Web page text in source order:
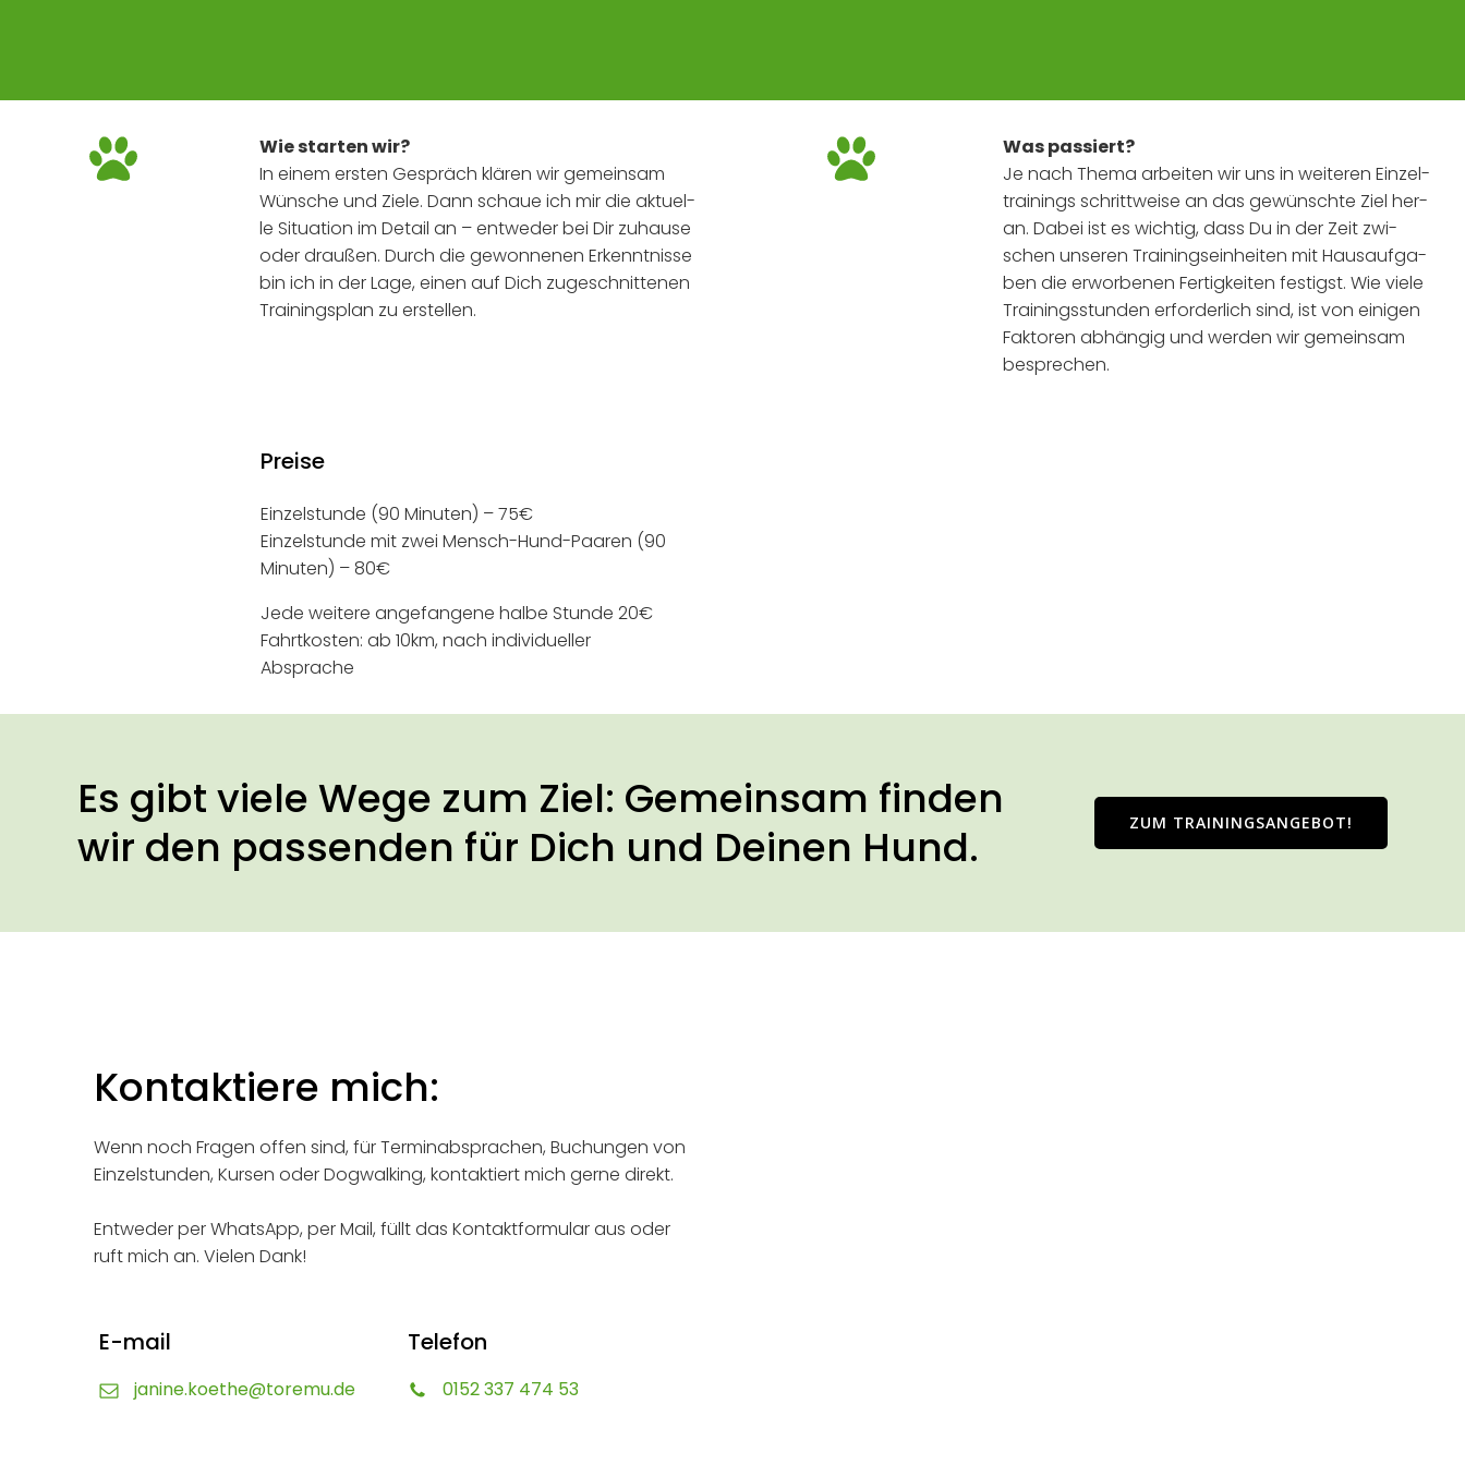
Wie star­ten wir?
In einem ers­ten Gespräch klä­ren wir gemein­sam
Wün­sche und Zie­le. Dann schaue ich mir die aktu­el­
le Situa­ti­on im Detail an – ent­we­der bei Dir zuhau­se
oder drau­ßen. Durch die gewon­ne­nen Erkennt­nis­se
bin ich in der Lage, einen auf Dich zuge­schnit­te­nen
Trai­nings­plan zu erstellen.
Was pas­siert?
Je nach The­ma arbei­ten wir uns in wei­te­ren Ein­zel­
trai­nings schritt­wei­se an das gewünsch­te Ziel her­
an. Dabei ist es wich­tig, dass Du in der Zeit zwi­
schen unse­ren Trai­nings­ein­hei­ten mit Haus­auf­ga­
ben die erwor­be­nen Fer­tig­kei­ten fes­tigst. Wie vie­le
Trai­nings­stun­den erfor­der­lich sind, ist von eini­gen
Fak­to­ren abhän­gig und wer­den wir gemein­sam
besprechen.
Prei­se
Ein­zel­stun­de (90 Minu­ten) – 75€
Ein­zel­stun­de mit zwei Mensch-Hund-Paa­ren (90
Minu­ten) – 80€
Jede wei­te­re ange­fan­ge­ne hal­be Stun­de 20€
Fahrt­kos­ten: ab 10km, nach indi­vi­du­el­ler
Absprache
Es gibt vie­le Wege zum Ziel: Gemein­sam fin­den
wir den pas­sen­den für Dich und Deinen Hund.
ZUM TRAI­NINGS­AN­GE­BOT!
Kontaktiere mich:
Wenn noch Fragen offen sind, für Terminabsprachen, Buchungen von
Einzelstunden, Kursen oder Dogwalking, kontaktiert mich gerne direkt.
Entweder per WhatsApp, per Mail, füllt das Kontaktformular aus oder
ruft mich an. Vielen Dank!
E-mail
janine.koethe@toremu.de
Telefon
0152 337 474 53